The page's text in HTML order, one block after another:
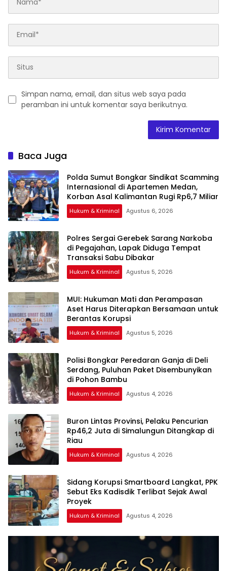
Simpan nama, email, dan situs web saya pada
peramban ini untuk komentar saya berikutnya.
Baca Juga
Polda Sumut Bongkar Sindikat Scamming
Internasional di Apartemen Medan,
Korban Asal Kalimantan Rugi Rp6,7 Miliar
Hukum & Kriminal Agustus 6, 2026
Polres Sergai Gerebek Sarang Narkoba
di Pegajahan, Lapak Diduga Tempat
Transaksi Sabu Dibakar
Hukum & Kriminal Agustus 5, 2026
‎MUI: Hukuman Mati dan Perampasan
Aset Harus Diterapkan Bersamaan untuk
Hukum & Kriminal Agustus 5, 2026
Polisi Bongkar Peredaran Ganja di Deli
Serdang, Puluhan Paket Disembunyikan
di Pohon Bambu
Hukum & Kriminal Agustus 4, 2026
Buron Lintas Provinsi, Pelaku Pencurian
Rp46,2 Juta di Simalungun Ditangkap di
Riau
Hukum & Kriminal Agustus 4, 2026
Sidang Korupsi Smartboard Langkat, PPK
Sebut Eks Kadisdik Terlibat Sejak Awal
Proyek
Hukum & Kriminal Agustus 4, 2026